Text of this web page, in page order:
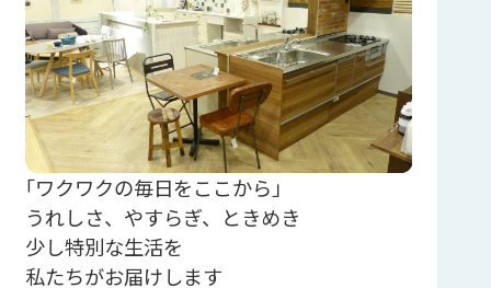
｢ワクワクの毎日をここから」
うれしさ、やすらぎ、ときめき
少し特別な生活を
私たちがお届けします